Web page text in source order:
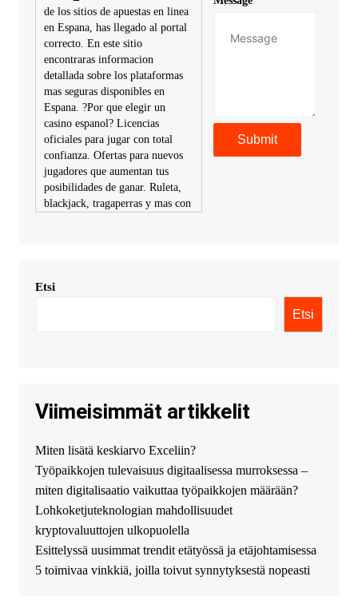
de los sitios de apuestas en linea
en Espana, has llegado al portal
correcto. En este sitio
encontraras informacion
detallada sobre los plataformas
mas seguras disponibles en
Espana. ?Por que elegir un
casino espanol? Licencias
oficiales para jugar con total
confianza. Ofertas para nuevos
jugadores que aumentan tus
posibilidades de ganar. Ruleta,
blackjack, tragaperras y mas con
KimonicRisse :
купить хавал джулиан -
http://jolion-ufa1.ru/
Появился вопрос про срочно
взять деньги? Предлагаем
безопасный источник
финансовой помощи. Вы
можете получить
финансирование в долг без
избыточных вопросов и
документов? Тогда обратитесь
Etsi
Etsi
Viimeisimmät artikkelit
Miten lisätä keskiarvo Exceliin?
Työpaikkojen tulevaisuus digitaalisessa murroksessa –
miten digitalisaatio vaikuttaa työpaikkojen määrään?
Lohkoketjuteknologian mahdollisuudet
kryptovaluuttojen ulkopuolella
Esittelyssä uusimmat trendit etätyössä ja etäjohtamisessa
5 toimivaa vinkkiä, joilla toivut synnytyksestä nopeasti